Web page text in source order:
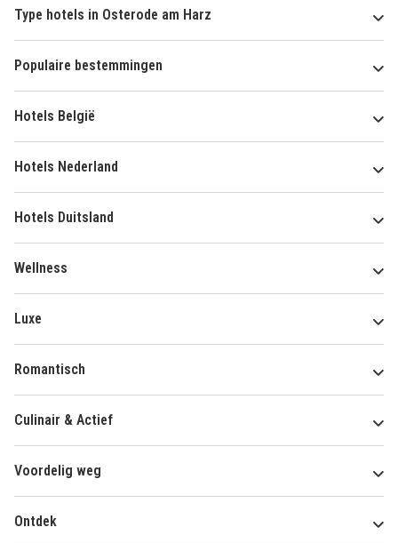
Type hotels in Osterode am Harz
Populaire bestemmingen
Hotels België
Hotels Nederland
Hotels Duitsland
Wellness
Luxe
Romantisch
Culinair & Actief
Voordelig weg
Ontdek